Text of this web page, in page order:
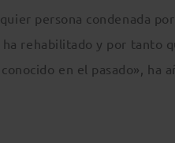
persona condenada
rehabilitado y por tanto
en el pasado», ha